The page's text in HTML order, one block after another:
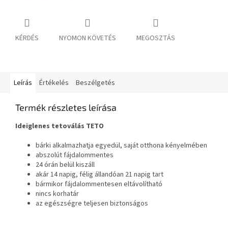
KÉRDÉS NYOMON KÖVETÉS MEGOSZTÁS
Leírás Értékelés Beszélgetés
Termék részletes leírása
Ideiglenes tetoválás TETO
bárki alkalmazhatja egyedül, saját otthona kényelmében
abszolút fájdalommentes
24 órán belül kiszáll
akár 14 napig, félig állandóan 21 napig tart
bármikor fájdalommentesen eltávolítható
nincs korhatár
az egészségre teljesen biztonságos